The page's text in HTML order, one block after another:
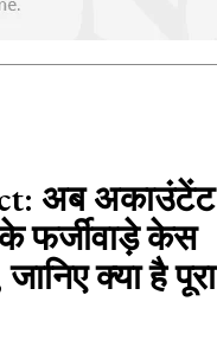
अब अकाउंटेंट
फर्जीवाड़े केस
क्या है पूरा